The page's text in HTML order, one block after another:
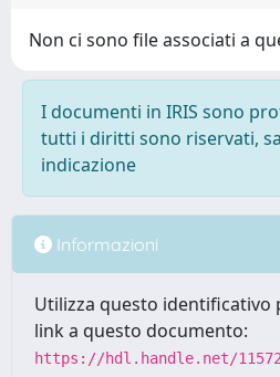
Non ci sono file associati a
I documenti in IRIS sono
tutti i diritti sono riservati,
indicazione
Informazioni
Utilizza questo identificativo
link a questo documento:
https://hdl.handle.net/